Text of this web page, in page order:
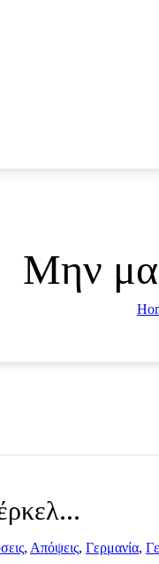
Μην
, Απόψεις, Γερμανία,